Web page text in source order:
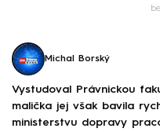
Michal Borský
Vystudoval Právnickou
malička jej však bavila
ministerstvu dopravy